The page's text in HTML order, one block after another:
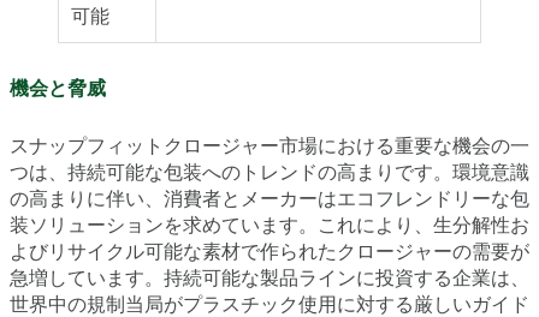
可能
機会と脅威
スナップフィットクロージャー市場における重要な機会の一
つは、持続可能な包装へのトレンドの高まりです。環境意識
の高まりに伴い、消費者とメーカーはエコフレンドリーな包
装ソリューションを求めています。これにより、生分解性お
よびリサイクル可能な素材で作られたクロージャーの需要が
急増しています。持続可能な製品ラインに投資する企業は、
世界中の規制当局がプラスチック使用に対する厳しいガイド